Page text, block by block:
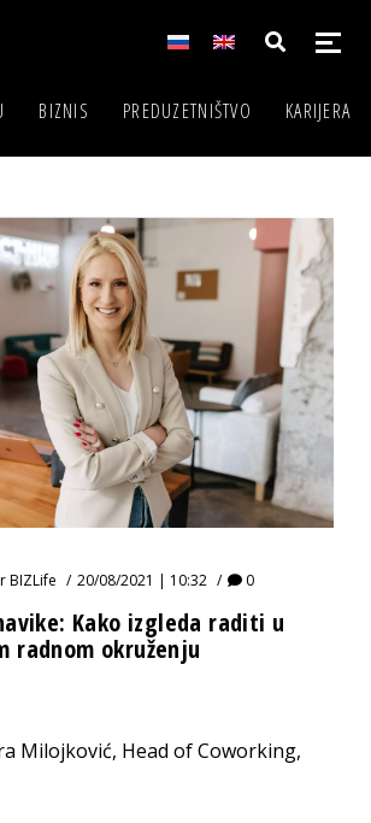
BIZNIS PREDUZETNIŠTVO KARIJERA
BIZLife 20/08/2021 | 10:32 0
Kako izgleda raditi u
radnom okruženju
Milojković, Head of Coworking,